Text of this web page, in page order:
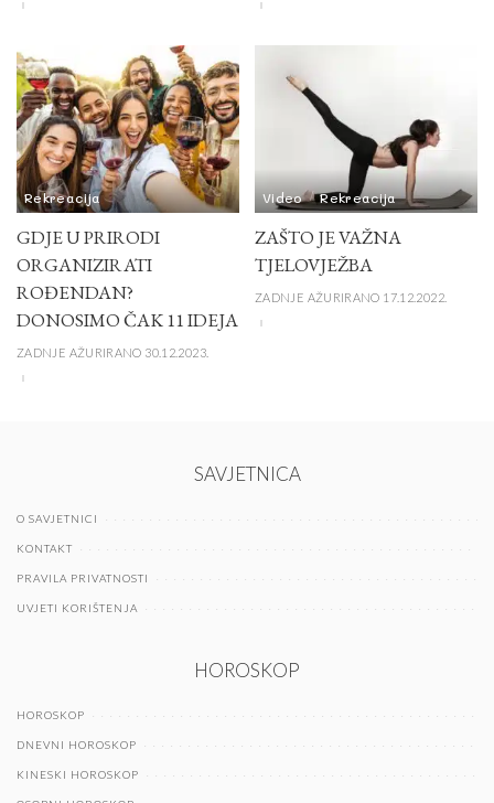
Rekreacija
GDJE U PRIRODI
ORGANIZIRATI
ROĐENDAN?
DONOSIMO ČAK 11 IDEJA
ZADNJE AŽURIRANO 30.12.2023.
Video Rekreacija
ZAŠTO JE VAŽNA
TJELOVJEŽBA
ZADNJE AŽURIRANO 17.12.2022.
SAVJETNICA
O SAVJETNICI
KONTAKT
PRAVILA PRIVATNOSTI
UVJETI KORIŠTENJA
HOROSKOP
HOROSKOP
DNEVNI HOROSKOP
KINESKI HOROSKOP